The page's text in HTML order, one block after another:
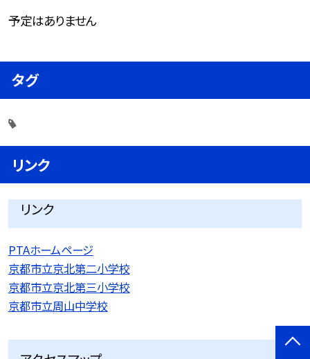
予定はありません
タグ
リンク
リンク
PTAホームページ
京都市立京北第二小学校
京都市立京北第三小学校
京都市立周山中学校